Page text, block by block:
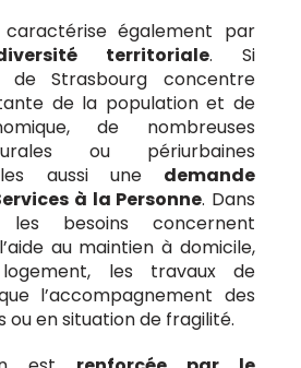
caractérise également par
territoriale. Si
de Strasbourg concentre
de la population et de
de nombreuses
ou périurbaines
aussi une demande
à la Personne. Dans
besoins concernent
au maintien à domicile,
les travaux de
l’accompagnement des
ou en situation de fragilité.